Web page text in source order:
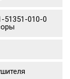
51351-010-0